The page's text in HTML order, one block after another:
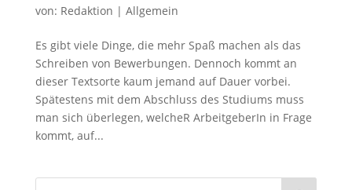
von: Redaktion | Allgemein
Es gibt viele Dinge, die mehr Spaß machen als das
Schreiben von Bewerbungen. Dennoch kommt an
dieser Textsorte kaum jemand auf Dauer vorbei.
Spätestens mit dem Abschluss des Studiums muss
man sich überlegen, welcheR ArbeitgeberIn in Frage
kommt, auf...